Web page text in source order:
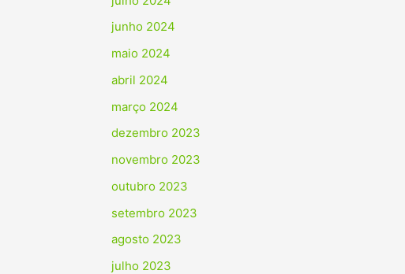
junho 2024
maio 2024
abril 2024
março 2024
dezembro 2023
novembro 2023
outubro 2023
setembro 2023
agosto 2023
julho 2023